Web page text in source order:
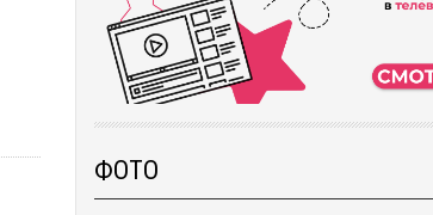
ФОТО